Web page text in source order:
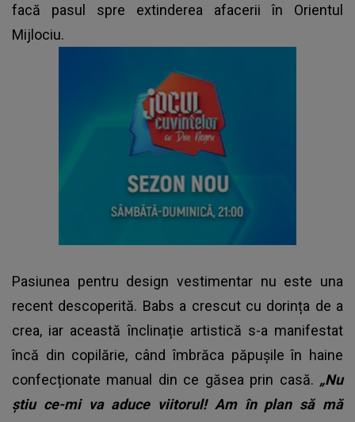
facă pasul spre extinderea afacerii în Orientul
Mijlociu.
Pasiunea pentru design vestimentar nu este una
recent descoperită. Babs a crescut cu dorința de a
crea, iar această înclinație artistică s-a manifestat
încă din copilărie, când îmbrăca păpușile în haine
confecționate manual din ce găsea prin casă. „Nu
știu ce-mi va aduce viitorul! Am în plan să mă